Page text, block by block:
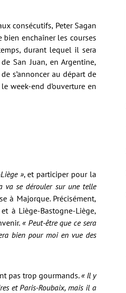
consécutifs, Peter Sagan
bien enchaîner les courses
durant lequel il sera
San Juan, en Argentine,
s’annoncer au départ de
week-end d’ouverture en
», et participer pour la
va se dérouler sur une telle
à Majorque. Précisément,
à Liège-Bastogne-Liège,
« Peut-être que ce sera
bien pour moi en vue des
pas trop gourmands.« Il y
et Paris-Roubaix, mais il a